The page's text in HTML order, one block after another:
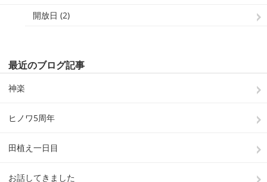
開放日 (2)
最近のブログ記事
神楽
ヒノワ5周年
田植え一日目
お話してきました